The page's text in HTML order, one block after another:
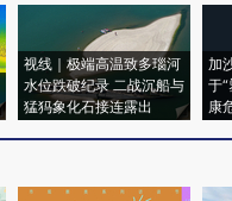
视线｜极端高温致多瑙河
水位跌破纪录 二战沉船与
猛犸象化石接连露出
加
于
康